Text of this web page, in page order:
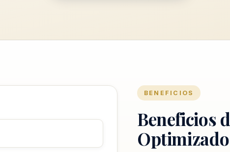
BENEFICIOS
Beneficios
Optimizado